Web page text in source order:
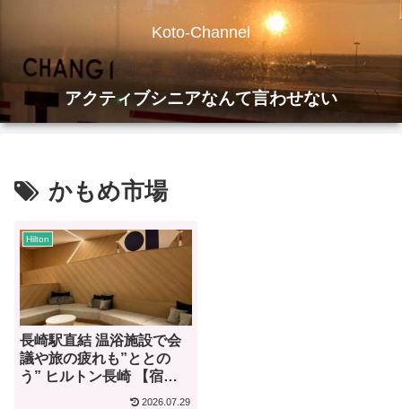
Koto-Channel
アクティブシニアなんて言わせない
かもめ市場
Hilton
長崎駅直結 温浴施設で会
議や旅の疲れも”ととの
う” ヒルトン長崎 【宿泊
2026.07.29